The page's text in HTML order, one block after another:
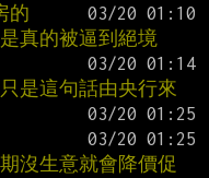
的
真的被逼到絕境
是這句話由央行來
沒生意就會降價促